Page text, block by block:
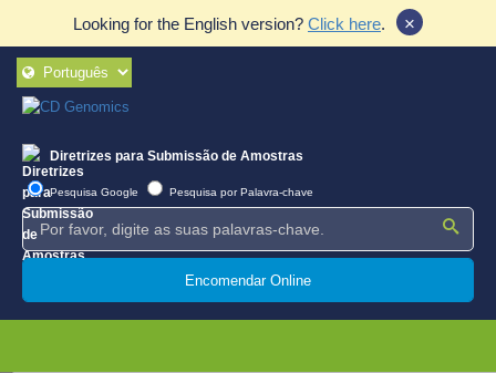
Looking for the English version? Click here. ×
Diretrizes para Submissão de Amostras
Pesquisa Google Pesquisa por Palavra-chave
Encomendar Online